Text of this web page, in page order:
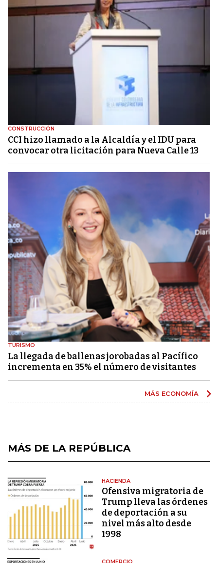
CONSTRUCCIÓN
CCI hizo llamado a la Alcaldía y el IDU para
convocar otra licitación para Nueva Calle 13
TURISMO
La llegada de ballenas jorobadas al Pacífico
incrementa en 35% el número de visitantes
MÁS ECONOMÍA
MÁS DE LA REPÚBLICA
HACIENDA
Ofensiva migratoria de
Trump lleva las órdenes
de deportación a su
nivel más alto desde
1998